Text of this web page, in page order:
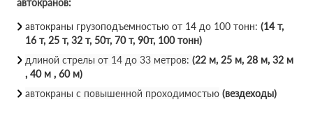
автокранов:
автокраны грузоподъемностью от 14 до 100 тонн: (14 т,
16 т, 25 т, 32 т, 50т, 70 т, 90т, 100 тонн)
длиной стрелы от 14 до 33 метров: (22 м, 25 м, 28 м, 32 м
, 40 м , 60 м)
автокраны с повышенной проходимостью (вездеходы)